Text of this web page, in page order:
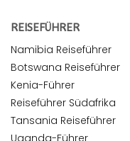
REISEFÜHRER
Namibia Reiseführer
Botswana Reiseführer
Kenia-Führer
Reiseführer Südafrika
Tansania Reiseführer